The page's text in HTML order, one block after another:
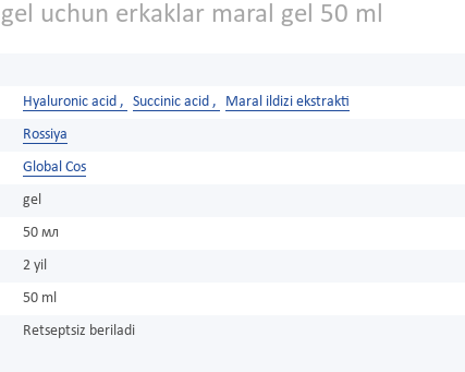
gel uchun erkaklar maral gel 50 ml
Hyaluronic acid , Succinic acid ,
Maral ildizi ekstrakti
Rossiya
Global Cos
gel
50 мл
2 yil
50 ml
Retseptsiz beriladi